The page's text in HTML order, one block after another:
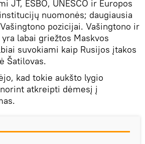
JT, ESBO, UNESCO ir Europos
nuomonės; daugiausia
pozicijai. Vašingtono ir
labai griežtos Maskvos
suvokiami kaip Rusijos įtakos
Šatilovas.
kad tokie aukšto lygio
atkreipti dėmesį į